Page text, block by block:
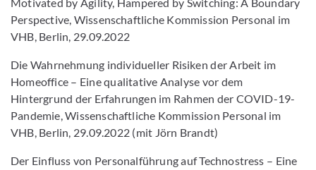
Perspective, Wissenschaftliche Kommission Personal im
VHB, Berlin, 29.09.2022
Die Wahrnehmung individueller Risiken der Arbeit im
Homeoffice – Eine qualitative Analyse vor dem
Hintergrund der Erfahrungen im Rahmen der COVID-19-
Pandemie, Wissenschaftliche Kommission Personal im
VHB, Berlin, 29.09.2022 (mit Jörn Brandt)
Der Einfluss von Personalführung auf Technostress – Eine